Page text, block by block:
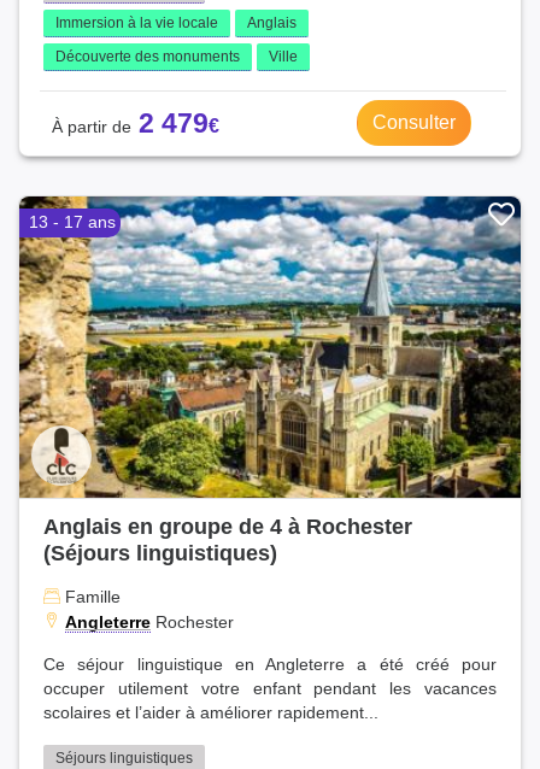
Immersion à la vie locale
Anglais
Découverte des monuments
Ville
2 479 Consulter
13 - 17 ans
Anglais en groupe de 4 à Rochester
(Séjours linguistiques)
Famille
Angleterre Rochester
Ce séjour linguistique en Angleterre a été créé pour
occuper utilement votre enfant pendant les vacances
scolaires et l’aider à améliorer rapidement...
Séjours linguistiques